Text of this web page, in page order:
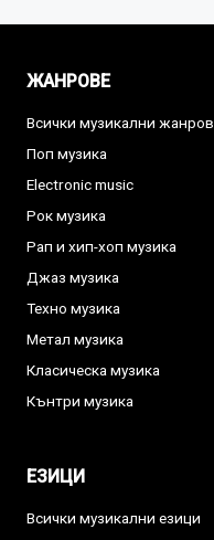
ЖАНРОВЕ
Всички музикални
Поп музика
Electronic music
Рок музика
Рап и хип-хоп музика
Джаз музика
Техно музика
Метал музика
Класическа музика
Кънтри музика
ЕЗИЦИ
Всички музикални езици